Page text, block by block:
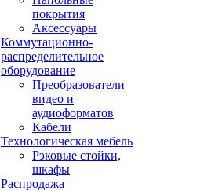
покрытия
Аксессуары
Коммутационно-
распределительное
оборудование
Преобразователи
видео и
аудиоформатов
Кабели
Технологическая мебель
Рэковые стойки,
шкафы
Распродажа